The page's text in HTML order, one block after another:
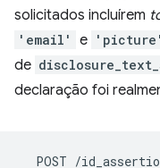
solicitados incluírem
'email' e 'picture'
de
declaração foi
POST /